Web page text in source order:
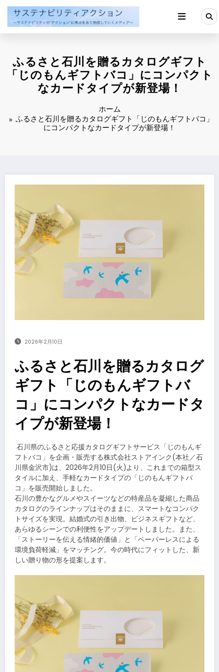
ン
ふるさと石川を贈るカタログギフト
「じのもんギフトバコ」にコンパクト
なカードタイプが新登場！
ホーム
ふるさと石川を贈るカタログギフト「じのもんギフトバコ」
にコンパクトなカードタイプが新登場！
2026年2月10日
ふるさと石川を贈るカタログ
ギフト「じのもんギフトバ
コ」にコンパクトなカードタ
イプが新登場！
​石川県のふるさと応援カタログギフトサービス「じのもんギ
フトバコ」を企画・販売する株式会社ストアインク(本社／石
川県金沢市)は、2026年2月10日(火)より、これまでの箱型ス
タイルに加え、手軽なカードタイプの「じのもんギフトバ
コ」を販売開始しました。
石川の豊かなグルメやスイーツなどの特産品を凝縮した商品
カタログのラインナップはそのままに、スマートなコンパク
トサイズを実現。結婚式の引き出物、ビジネスギフトなど、
あらゆるシーンでの利便性をアップデートしました。また、
「ストーリーを伝える情緒的価値」と「ペーパーレスによる
環境負荷軽減」をマッチング。今の時代にフィットした、新
しい贈り物の形を提案します。